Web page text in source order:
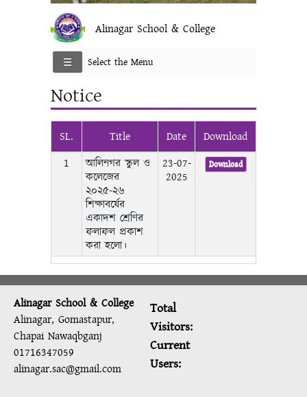
Alinagar School & College
Select the Menu
Notice
SL. Title Date
Download
1
আলিনগর স্কুল ও
কলেজের
২০২৫-২৬
শিক্ষাবর্ষের
একাদশ শ্রেণির
ফলাফল প্রকাশ
করা হলো।
23-07-
2025
Download
Alinagar School & College
Alinagar, Gomastapur,
Chapai Nawaqbganj
01716347059
alinagar.sac@gmail.com
Total
Visitors:
Current
Users: